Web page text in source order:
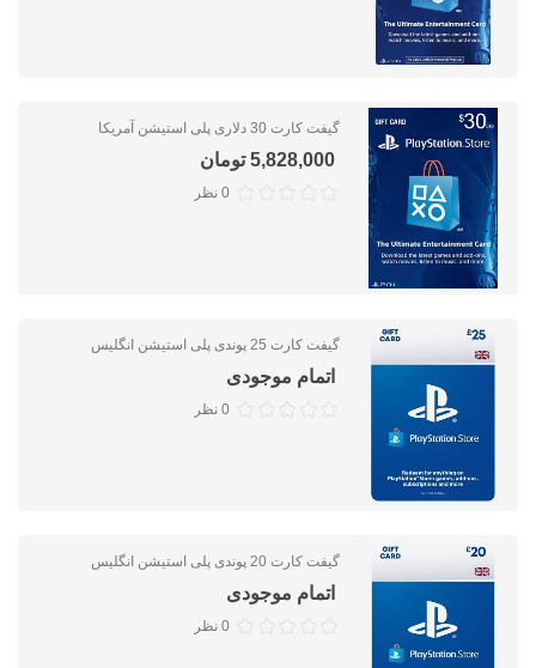
گیفت کارت 30 دلاری پلی استیشن آمریکا
5,828,000 تومان
0 نظر
گیفت کارت 25 پوندی پلی استیشن انگلیس
اتمام موجودی
0 نظر
گیفت کارت 20 پوندی پلی استیشن انگلیس
اتمام موجودی
0 نظر